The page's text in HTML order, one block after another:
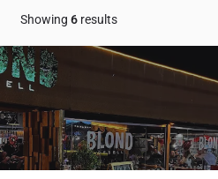
Showing 6 results